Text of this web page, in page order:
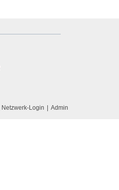
Netzwerk-Login Admin